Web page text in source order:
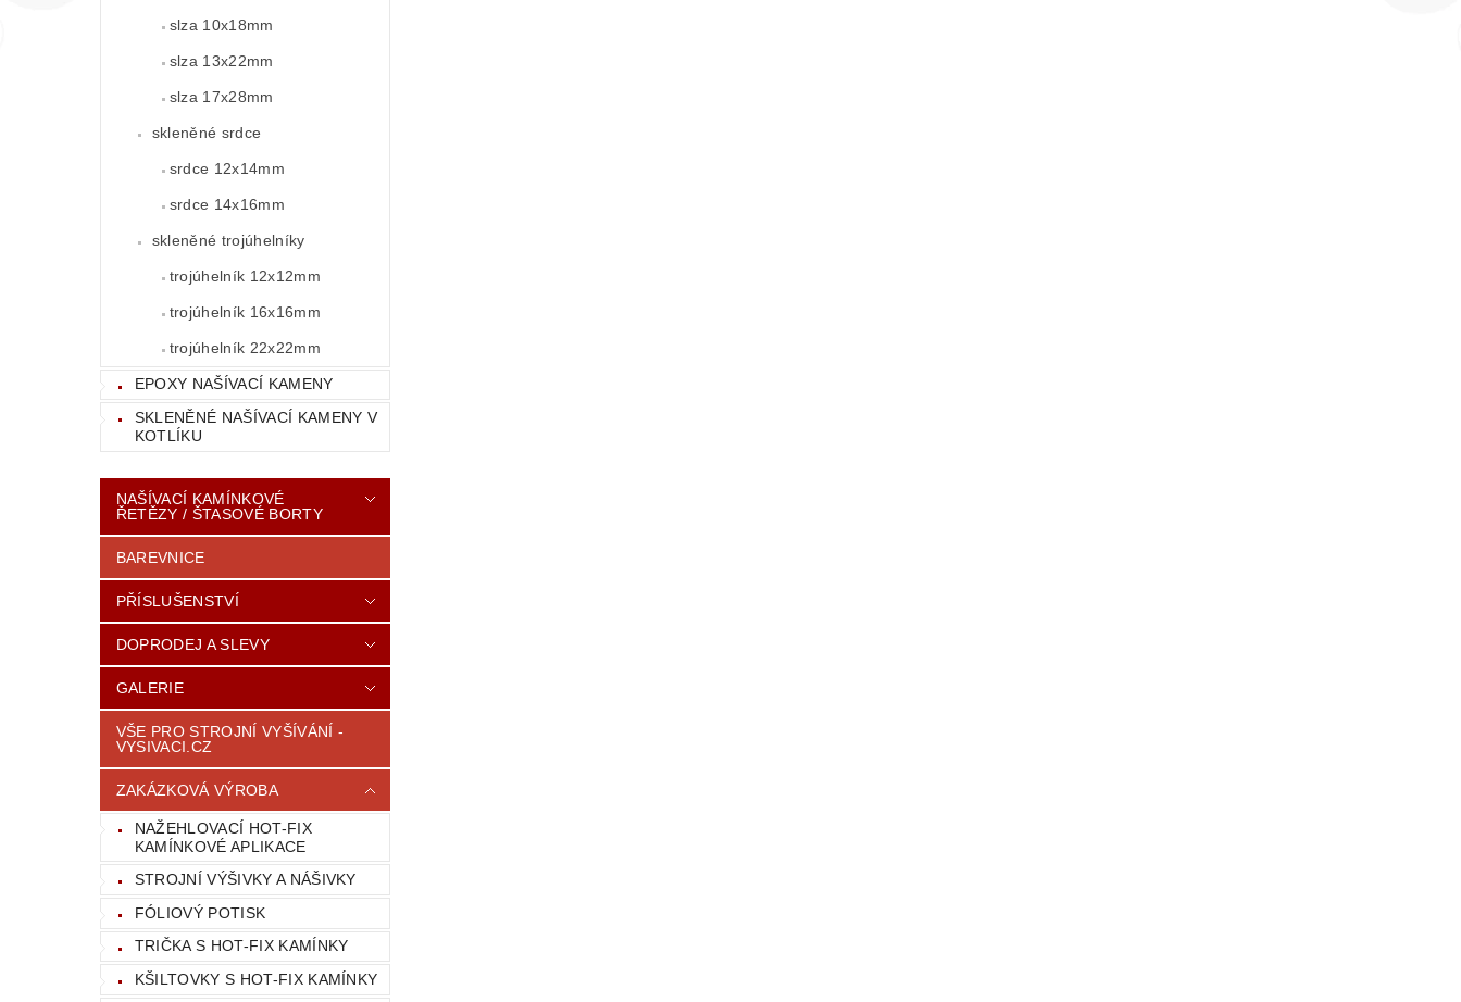
slza 10x18mm
slza 13x22mm
slza 17x28mm
skleněné srdce
srdce 12x14mm
srdce 14x16mm
skleněné trojúhelníky
trojúhelník 12x12mm
trojúhelník 16x16mm
trojúhelník 22x22mm
EPOXY NAŠÍVACÍ KAMENY
SKLENĚNÉ NAŠÍVACÍ KAMENY V
KOTLÍKU
NAŠÍVACÍ KAMÍNKOVÉ
ŘETĚZY / ŠTASOVÉ BORTY
BAREVNICE
PŘÍSLUŠENSTVÍ
DOPRODEJ A SLEVY
GALERIE
VŠE PRO STROJNÍ VYŠÍVÁNÍ -
VYSIVACI.CZ
ZAKÁZKOVÁ VÝROBA
NAŽEHLOVACÍ HOT-FIX
KAMÍNKOVÉ APLIKACE
STROJNÍ VÝŠIVKY A NÁŠIVKY
FÓLIOVÝ POTISK
TRIČKA S HOT-FIX KAMÍNKY
KŠILTOVKY S HOT-FIX KAMÍNKY